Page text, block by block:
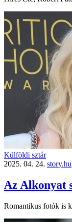
Külföldi sztár
2025. 04. 24. story.hu
Az Alkonyat
Romantikus fotók is